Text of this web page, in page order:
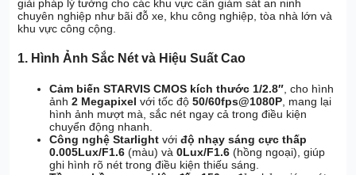
giải pháp lý tưởng cho các khu vực cần giám sát an ninh
chuyên nghiệp như bãi đỗ xe, khu công nghiệp, tòa nhà lớn và
khu vực công cộng.
1. Hình Ảnh Sắc Nét và Hiệu Suất Cao
Cảm biến STARVIS CMOS kích thước 1/2.8″, cho hình
ảnh2 Megapixel với tốc độ50/60fps@1080P, mang lại
hình ảnh mượt mà, sắc nét ngay cả trong điều kiện
chuyển động nhanh.
Công nghệ Starlight vớiđộ nhạy sáng cực thấp
0.005Lux/F1.6 (màu) và0Lux/F1.6 (hồng ngoại), giúp
ghi hình rõ nét trong điều kiện thiếu sáng.